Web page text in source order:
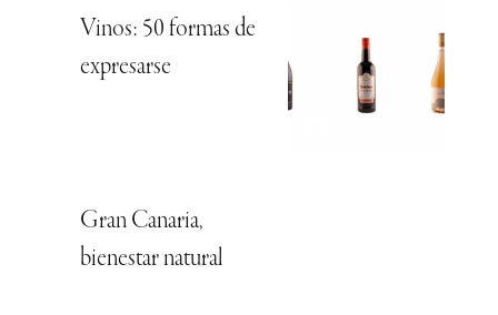
Vinos: 50 formas de
expresarse
Gran Canaria,
bienestar natural